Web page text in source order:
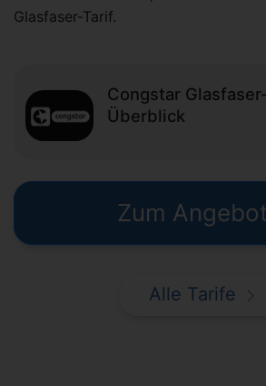
Glasfaser-Tarif.
Congstar
Überblick
Zum Angebot
Alle Tarife